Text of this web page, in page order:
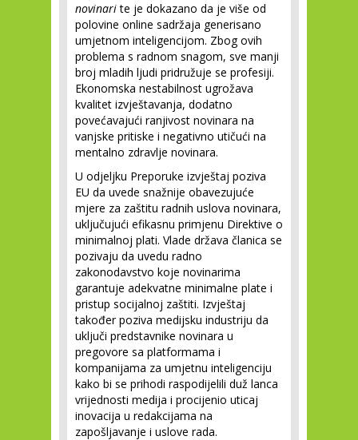
novinarite je dokazano da je više od
polovine online sadržaja generisano
umjetnom inteligencijom. Zbog ovih
problema s radnom snagom, sve manji
broj mladih ljudi pridružuje se profesiji.
Ekonomska nestabilnost ugrožava
kvalitet izvještavanja, dodatno
povećavajući ranjivost novinara na
vanjske pritiske i negativno utičući na
mentalno zdravlje novinara.
U odjeljku Preporuke izvještaj poziva
EU da uvede snažnije obavezujuće
mjere za zaštitu radnih uslova novinara,
uključujući efikasnu primjenu Direktive o
minimalnoj plati. Vlade država članica se
pozivaju da uvedu radno
zakonodavstvo koje novinarima
garantuje adekvatne minimalne plate i
pristup socijalnoj zaštiti. Izvještaj
također poziva medijsku industriju da
uključi predstavnike novinara u
pregovore sa platformama i
kompanijama za umjetnu inteligenciju
kako bi se prihodi raspodijelili duž lanca
vrijednosti medija i procijenio uticaj
inovacija u redakcijama na
zapošljavanje i uslove rada.